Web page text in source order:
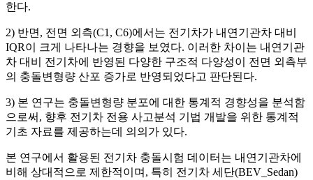
한다.
2) 반면, 전면 외측(C1, C6)에서는 전기차가 내연기관차 대비
IQR이 크게 나타나는 경향을 보였다. 이러한 차이는 내연기관
차 대비 전기차에 반영된 다양한 구조적 다양성이 전면 외측부
의 충돌변형량 산포 증가로 반영되었다고 판단된다.
3) 본 연구는 충돌변형량 분포에 대한 통계적 경향성을 분석함
으로써, 향후 전기차 전용 사고분석 기법 개발을 위한 통계적
기초 자료를 제공하는데 의의가 있다.
본 연구에서 활용된 전기차 충돌시험 데이터는 내연기관차에
비해 상대적으로 제한적이며, 특히 전기차 세단(BEV_Sedan)